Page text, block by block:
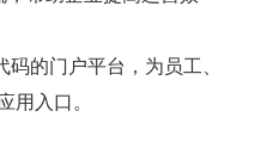
的门户平台，为员工、
入口。